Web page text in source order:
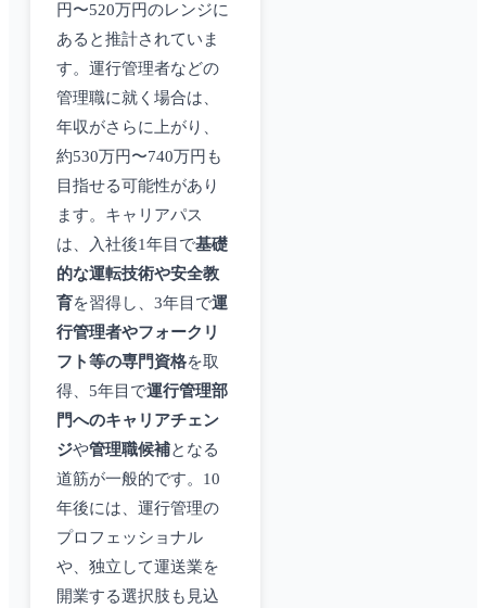
円〜520万円のレンジに
あると推計されていま
す。運行管理者などの
管理職に就く場合は、
年収がさらに上がり、
約530万円〜740万円も
目指せる可能性があり
ます。キャリアパス
は、入社後1年目で基礎
的な運転技術や安全教
育を習得し、3年目で運
行管理者やフォークリ
フト等の専門資格を取
得、5年目で運行管理部
門へのキャリアチェン
ジや管理職候補となる
道筋が一般的です。10
年後には、運行管理の
プロフェッショナル
や、独立して運送業を
開業する選択肢も見込